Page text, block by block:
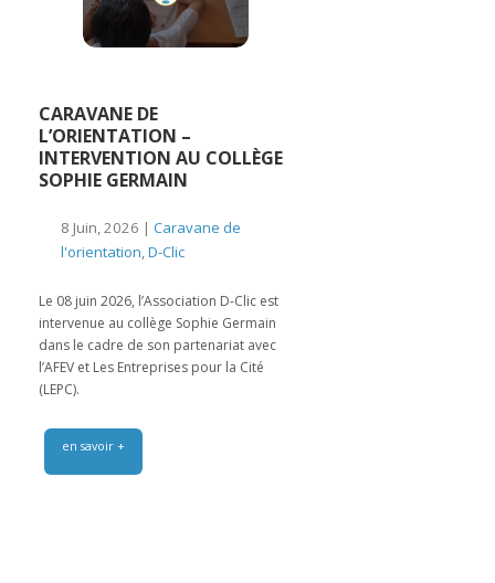
CARAVANE DE
L’ORIENTATION –
INTERVENTION AU COLLÈGE
SOPHIE GERMAIN
8 Juin, 2026 | Caravane de
l'orientation,D-Clic
Le 08 juin 2026, l’Association D-Clic est
intervenue au collège Sophie Germain
dans le cadre de son partenariat avec
l’AFEV et Les Entreprises pour la Cité
(LEPC).
en savoir +